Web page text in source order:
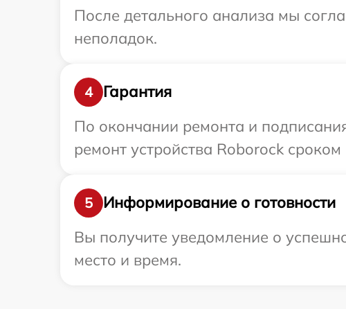
После детального анализа мы
неполадок.
4
Гарантия
По окончании ремонта и
ремонт устройства Roborock
5
Информирование о готовности
Вы получите уведомление о
место и время.